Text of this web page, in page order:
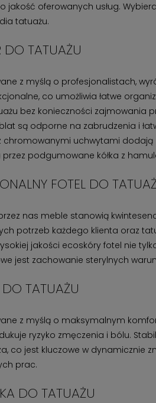
jakość oferowanych usług.
tatuażu.
DO TATUAŻU
z myślą o profesjonalistach,
co umożliwia łatwe
bez konieczności zajmowania
są odporne na zabrudzenia i
chromowanymi uchwytami
podgumowane kółka z
FOTEL DO
nas meble stanowią
potrzeb każdego klienta oraz
jakości ecoskóry fotel nie
jest zachowanie sterylnych
DO TATUAŻU
z myślą o maksymalnym
ryzyko zmęczenia i bólu.
co jest kluczowe w dynamicznie
prac.
DO TATUAŻU